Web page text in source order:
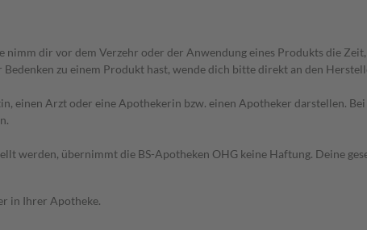
dir vor dem Verzehr oder der Anwendung eines Produkts die
zu einem Produkt hast, wende dich bitte direkt an den
einen Arzt oder eine Apothekerin bzw. einen Apotheker darstellen.
übernimmt die BS-Apotheken OHG keine Haftung. Deine
in Ihrer Apotheke.